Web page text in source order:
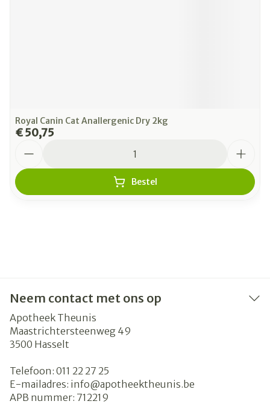
Royal Canin Cat Anallergenic Dry 2kg
€ 50,75
Bestel
Neem contact met ons op
Apotheek Theunis
Maastrichtersteenweg 49
3500 Hasselt
Telefoon: 011 22 27 25
E-mailadres: info@apotheektheunis.be
APB nummer: 712219